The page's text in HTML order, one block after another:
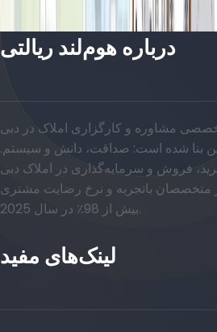
درباره هوم‌لند ریالتی
مشاوره و کارگزاری املاک در دبی
بنا شده است: صداقت، دانش و سیستم.
فروش و سرمایه‌گذاری در املاک دبی
متخصصان باتجربه و نرخ رضایت مشتری
بیش از 98٪ در سال 2025.
لینک‌های مفید